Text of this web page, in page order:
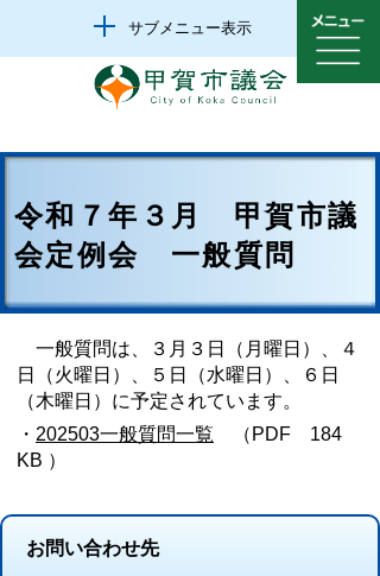
サブメニュー表示
令和７年３月 甲賀市議
会定例会 一般質問
一般質問は、３月３日（月曜日）、４
日（火曜日）、５日（水曜日）、６日
（木曜日）に予定されています。
・ 202503一般質問一覧 （PDF 184
KB ）
お問い合わせ先